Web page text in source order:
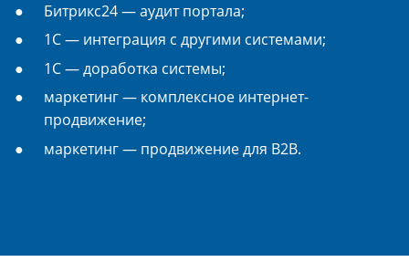
Битрикс24 — аудит портала;
1С — интеграция с другими системами;
1С — доработка системы;
маркетинг — комплексное интернет-
продвижение;
маркетинг — продвижение для B2B.